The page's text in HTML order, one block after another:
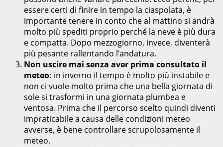
essere certi di finire in tempo la ciaspolata, è
importante tenere in conto che al mattino si andrà
molto più spediti proprio perché la neve è più dura
e compatta. Dopo mezzogiorno, invece, diventerà
più pesante rallentando l’andatura.
Non uscire mai senza aver prima consultato il
meteo: in inverno il tempo è molto più instabile e
non ci vuole molto prima che una bella giornata di
sole si trasformi in una giornata plumbea e
ventosa. Prima che il percorso scelto quindi diventi
impraticabile a causa delle condizioni meteo
avverse, è bene controllare scrupolosamente il
meteo.